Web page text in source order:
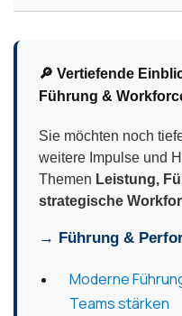
🔎 Vertiefende
Führung &
Sie möchten noch
weitere Impulse und
Themen Leistung,
strategische
→ Führung &
Moderne
Teams stärken